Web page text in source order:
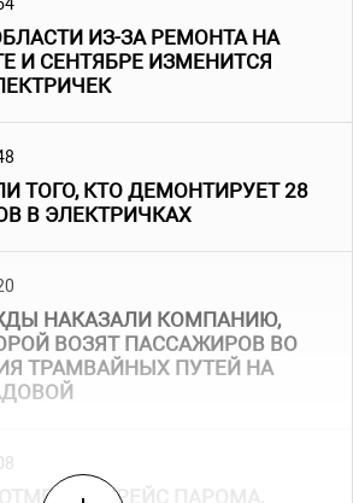
ИЗ-ЗА РЕМОНТА НА
И СЕНТЯБРЕ ИЗМЕНИТСЯ
ТОГО, КТО ДЕМОНТИРУЕТ 28
В ЭЛЕКТРИЧКАХ
НАКАЗАЛИ КОМПАНИЮ,
ВОЗЯТ ПАССАЖИРОВ ВО
ТРАМВАЙНЫХ ПУТЕЙ НА
РЕЙС ПАРОМА,